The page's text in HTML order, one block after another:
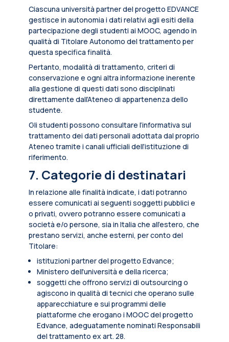
Ciascuna università partner del progetto EDVANCE
gestisce in autonomia i dati relativi agli esiti della
partecipazione degli studenti ai MOOC, agendo in
qualità di Titolare Autonomo del trattamento per
questa specifica finalità.
Pertanto, modalità di trattamento, criteri di
conservazione e ogni altra informazione inerente
alla gestione di questi dati sono disciplinati
direttamente dall’Ateneo di appartenenza dello
studente.
Gli studenti possono consultare l’informativa sul
trattamento dei dati personali adottata dal proprio
Ateneo tramite i canali ufficiali dell’istituzione di
riferimento.
7. Categorie di destinatari
In relazione alle finalità indicate, i dati potranno
essere comunicati ai seguenti soggetti pubblici e
o privati, ovvero potranno essere comunicati a
società e/o persone, sia in Italia che all’estero, che
prestano servizi, anche esterni, per conto del
Titolare:
istituzioni partner del progetto Edvance;
Ministero dell'università e della ricerca;
soggetti che offrono servizi di outsourcing o
agiscono in qualità di tecnici che operano sulle
apparecchiature e sui programmi delle
piattaforme che erogano i MOOC del progetto
Edvance, adeguatamente nominati Responsabili
del trattamento ex art. 28.